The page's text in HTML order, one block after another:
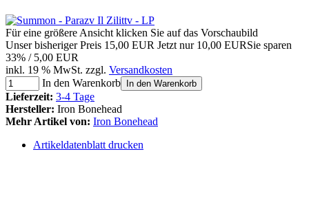
Für eine größere Ansicht klicken Sie auf das Vorschaubild
Unser bisheriger Preis 15,00 EUR Jetzt nur 10,00 EURSie sparen
33% / 5,00 EUR
inkl. 19 % MwSt. zzgl. Versandkosten
In den Warenkorb
In den Warenkorb
Lieferzeit: 3-4 Tage
Hersteller: Iron Bonehead
Mehr Artikel von: Iron Bonehead
Artikeldatenblatt drucken